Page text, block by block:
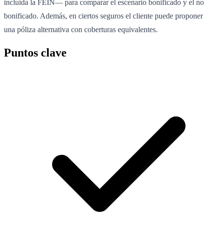
incluida la FEIN— para comparar el escenario bonificado y el no
bonificado. Además, en ciertos seguros el cliente puede proponer
una póliza alternativa con coberturas equivalentes.
Puntos clave